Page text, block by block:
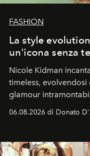
FASHION
La style
un'icona senza
Nicole Kidman
timeless, evolvendosi
glamour
Italia la sua style
06.08.2026 di Donato